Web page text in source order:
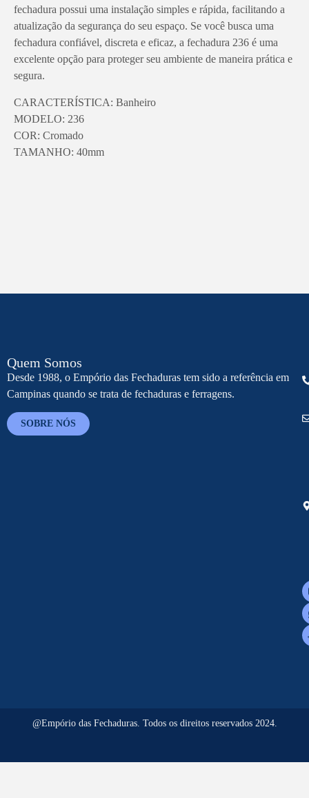
fechadura possui uma instalação simples e rápida, facilitando a
atualização da segurança do seu espaço. Se você busca uma
fechadura confiável, discreta e eficaz, a fechadura 236 é uma
excelente opção para proteger seu ambiente de maneira prática e
segura.
CARACTERÍSTICA: Banheiro
MODELO: 236
COR: Cromado
TAMANHO: 40mm
Quem Somos
Desde 1988, o Empório das Fechaduras tem sido a referência em
Campinas quando se trata de fechaduras e ferragens.
SOBRE NÓS
@Empório das Fechaduras. Todos os direitos reservados 2024.